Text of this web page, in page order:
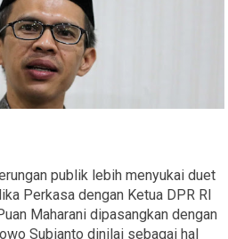
publik lebih menyukai duet
Perkasa dengan Ketua DPR RI
Maharani dipasangkan dengan
Subianto dinilai sebagai hal